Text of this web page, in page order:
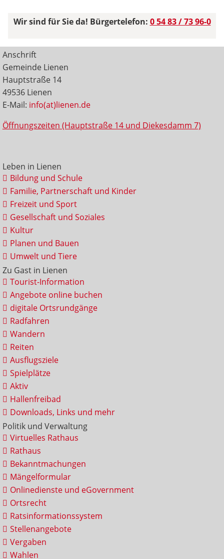
Wir sind für Sie da! Bürgertelefon: 0 54 83 / 73 96-0
Anschrift
Gemeinde Lienen
Hauptstraße 14
49536 Lienen
E-Mail: info(at)lienen.de
Öffnungszeiten (Hauptstraße 14 und Diekesdamm 7)
Leben in Lienen
Bildung und Schule
Familie, Partnerschaft und Kinder
Freizeit und Sport
Gesellschaft und Soziales
Kultur
Planen und Bauen
Umwelt und Tiere
Zu Gast in Lienen
Tourist-Information
Angebote online buchen
digitale Ortsrundgänge
Radfahren
Wandern
Reiten
Ausflugsziele
Spielplätze
Aktiv
Hallenfreibad
Downloads, Links und mehr
Politik und Verwaltung
Virtuelles Rathaus
Rathaus
Bekanntmachungen
Mängelformular
Onlinedienste und eGovernment
Ortsrecht
Ratsinformationssystem
Stellenangebote
Vergaben
Wahlen